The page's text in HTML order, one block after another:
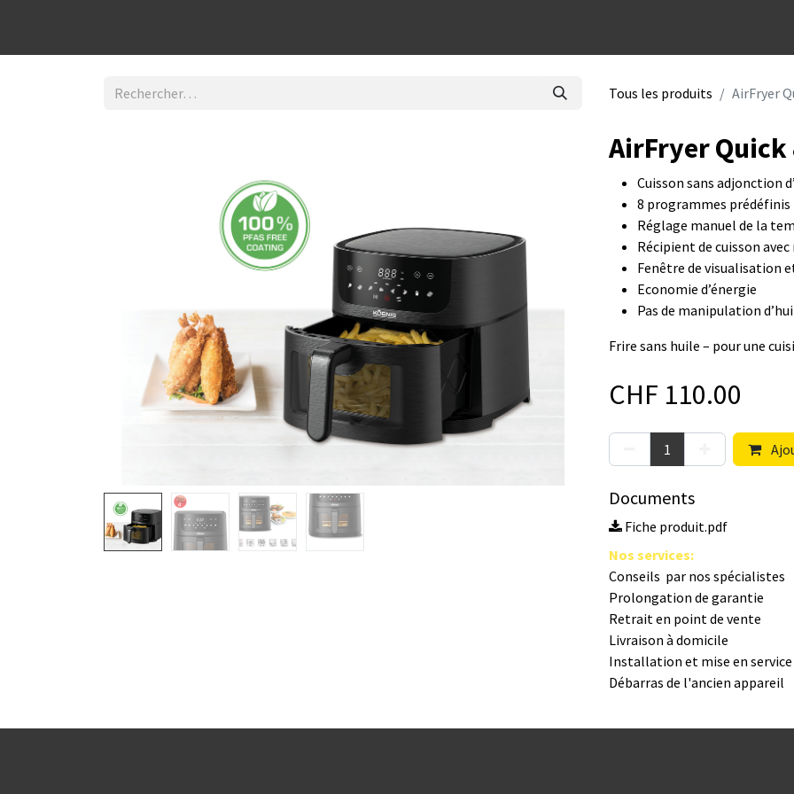
Tous les produits AirFryer
AirFryer Quick
Cuisson sans adjonction
8 programmes prédéfinis
Réglage manuel de la
Récipient de cuisson
Fenêtre de visualisation
Economie d’énergie
Pas de manipulation
Frire sans huile – pour une
CHF 110.00
Documents
Fiche produit.pdf
Nos s​ervices:
Conseils par nos spé​cialistes
Prolongation de garantie
Retrait en point de vente
Livraison à domicile
Installation et mise en service
Débarras de l'ancien appareil